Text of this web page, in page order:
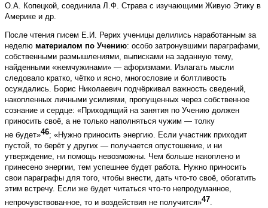
О.А. Копецкой, соединила Л.Ф. Страва с изучающими Живую Этику в
Америке и др.
После чтения писем Е.И. Рерих ученицы делились наработанным за
неделю материалом по Учению: особо затронувшими параграфами,
собственными размышлениями, выписками на заданную тему,
найденными «жемчужинами» — афоризмами. Излагать мысли
следовало кратко, чётко и ясно, многословие и болтливость
осуждались. Борис Николаевич подчёркивал важность сведений,
накопленных личными усилиями, пропущенных через собственное
сознание и сердце: «Приходящий на занятия по Учению должен
приносить своё, а не только наполняться чужим — толку
не будет»46; «Нужно приносить энергию. Если участник приходит
пустой, то берёт у других — получается опустошение, и ни
утверждение, ни помощь невозможны. Чем больше накоплено и
принесено энергии, тем успешнее будет работа. Нужно приносить
свои параграфы для того, чтобы внести, дать что-то своё, обогатить
этим встречу. Если же будет читаться что-то непродуманное,
непрочувствованное, то и воздействия не получится»47.